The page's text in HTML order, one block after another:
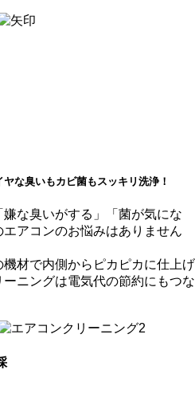
な臭いもカビ菌もスッキリ洗浄！
嫌な臭いがする」「菌が気にな
アコンのお悩みはありません
材で内側からピカピカに仕上げ
ニングは電気代の節約にもつな